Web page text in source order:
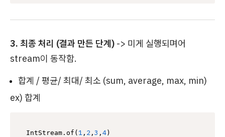
3. 최종 처리 (결과 만든 단계) -> 미게 실행되며어
stream이 동작함.
합계 / 평균/ 최대/ 최소 (sum, average, max, min)
ex) 합계
IntStream.of( 1 , 2 , 3 , 4)